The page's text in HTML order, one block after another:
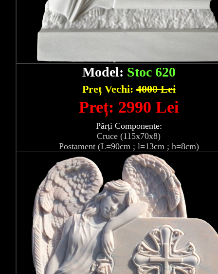
Model: Stoc 620
Preț Vechi:4000 Lei
Preț: 2990 Lei
Părți Componente:
Cruce (115x70x8)
Postament (L=90cm ; l=13cm ; h=8cm)